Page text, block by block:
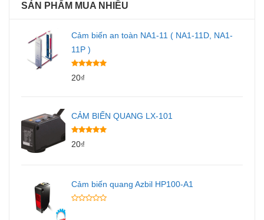
SẢN PHẨM MUA NHIỀU
Cảm biến an toàn NA1-11 ( NA1-11D, NA1-
11P )
20₫
CẢM BIẾN QUANG LX-101
20₫
Cảm biến quang Azbil HP100-A1